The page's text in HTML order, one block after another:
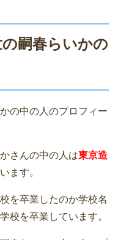
嗣春らいかの
の中の人のプロフィー
さんの中の人は東京造
ます。
を卒業したのか学校名
校を卒業しています。